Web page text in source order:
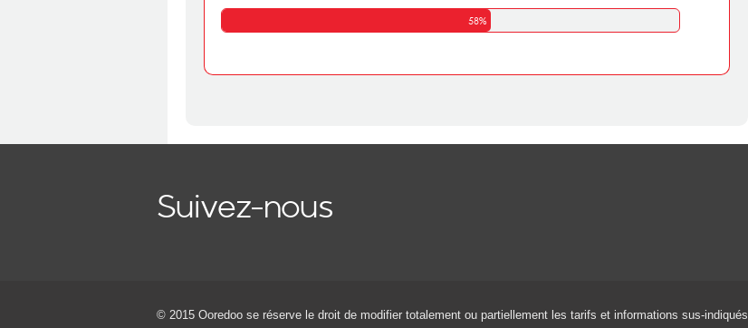
58%
Suivez-nous
© 2015 Ooredoo se réserve le droit de modifier totalement ou partiellement les tarifs et informations sus-indiqués